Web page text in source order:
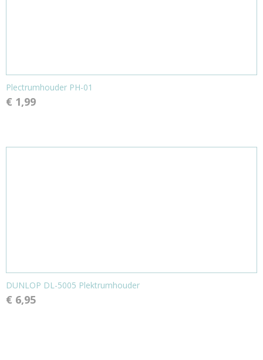
Plectrumhouder PH-01
€ 1,99
DUNLOP DL-5005 Plektrumhouder
€ 6,95